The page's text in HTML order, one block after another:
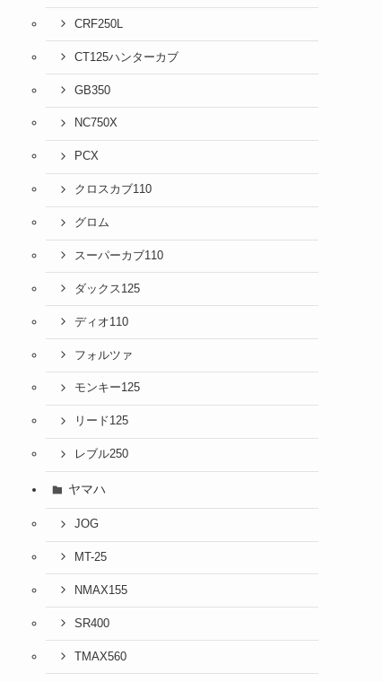
CRF250L
CT125ハンターカブ
GB350
NC750X
PCX
クロスカブ110
グロム
スーパーカブ110
ダックス125
ディオ110
フォルツァ
モンキー125
リード125
レブル250
ヤマハ
JOG
MT-25
NMAX155
SR400
TMAX560